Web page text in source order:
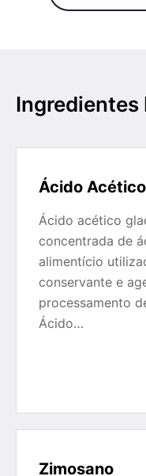
Ingredientes
Ácido
Ácido acético
concentrada de
alimentício
conservante e
processamento
Ácido…
Zimosano